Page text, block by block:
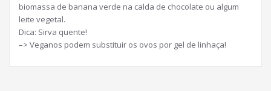
biomassa de banana verde na calda de chocolate ou algum
leite vegetal.
Dica: Sirva quente!
–> Veganos podem substituir os ovos por gel de linhaça!